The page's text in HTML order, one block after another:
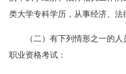
类大学专科学历，从事经济、法
（二）有下列情形之一的
职业资格考试：